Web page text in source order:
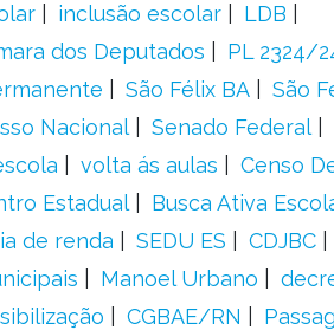
inclusão escolar
LDB
dos Deputados PL 2324/
São Félix BA São
Nacional Senado Federal
volta ás aulas Censo
Estadual
Busca Ativa
de renda SEDU ES CDJBC
Manoel Urbano
CGBAE/RN